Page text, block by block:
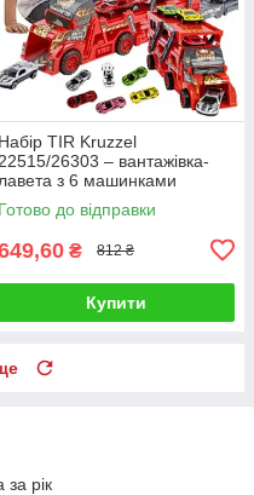
Набір TIR Kruzzel
22515/26303 – вантажівка-
лавета з 6 машинками
Готово до відправки
₴ 812 ₴
Купити
за рік